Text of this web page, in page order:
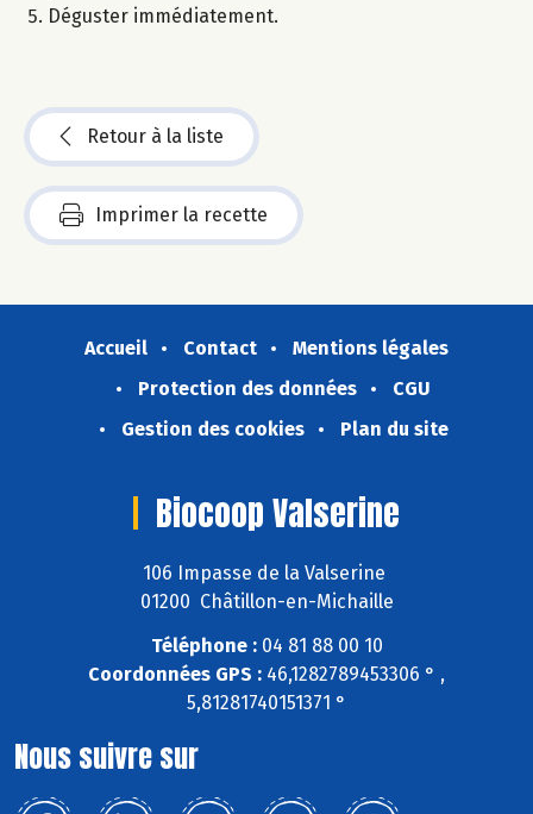
Déguster immédiatement.
Retour à la liste
Imprimer la recette
Accueil Contact
Mentions légales
Protection des données
CGU
Gestion des cookies
Plan du site
Biocoop Valserine
106 Impasse de la Valserine
01200 Châtillon-en-Michaille
Téléphone :04 81 88 00 10
Coordonnées GPS : 46,1282789453306 ° ,
5,81281740151371 °
Nous suivre sur